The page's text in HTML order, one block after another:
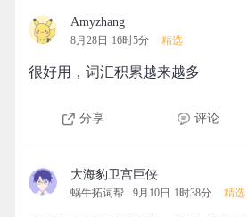
Amyzhang
8月28日 16时5分 精选
很好用，词汇积累越来越多
分享 评论
大海豹卫宫巨侠
蜗牛拓词帮 9月10日 1时38分 精选